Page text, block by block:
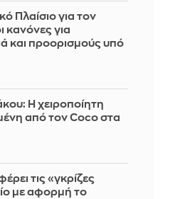
Πλαίσιο για τον
κανόνες για
και προορισμούς υπό
Η χειροποίητη
από τον Coco στα
τις «γκρίζες
με αφορμή το